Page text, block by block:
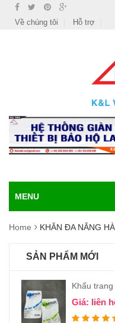
Về chúng tôi
Hỗ trợ
MENU
Home KHĂN ĐA NĂNG
SẢN PHẨM MỚI
Khẩu
Giá: liên